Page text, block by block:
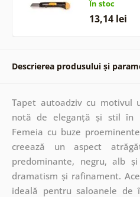
În stoc
13,14 lei
Descrierea produsului și
Tapet autoadziv cu motivul
notă de eleganță și stil în
Femeia cu buze
creează un aspect
predominante, negru, alb
dramatism și rafinament.
ideală pentru saloanele de